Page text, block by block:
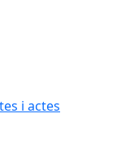
i actes